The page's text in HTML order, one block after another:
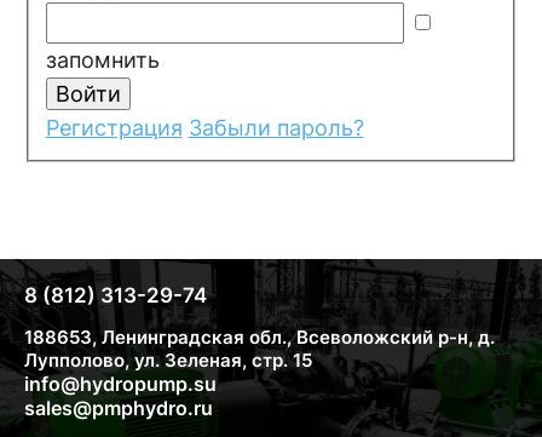
запомнить
Регистрация Забыли пароль?
188653, Ленинградская обл., Всеволожский р-н, д.
Лупполово, ул. Зеленая, стр. 15
info@hydropump.su
sales@pmphydro.ru
8 (812) 313-29-74